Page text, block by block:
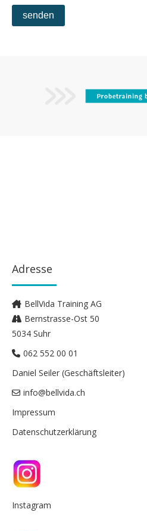
senden
Adresse
BellVida Training AG
Bernstrasse-Ost 50
5034 Suhr
062 552 00 01
Daniel Seiler (Geschäftsleiter)
info@bellvida.ch
Impressum
Datenschutzerklärung
Instagram